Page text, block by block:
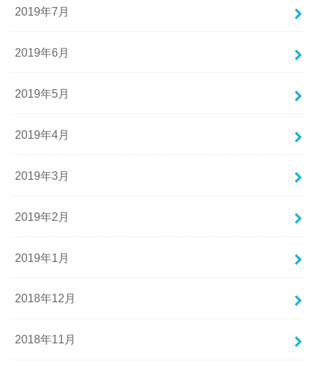
2019年7月
2019年6月
2019年5月
2019年4月
2019年3月
2019年2月
2019年1月
2018年12月
2018年11月